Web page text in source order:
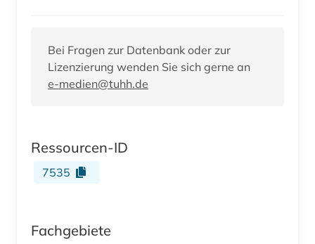
Bei Fragen zur Datenbank oder zur
Lizenzierung wenden Sie sich gerne an
e-medien@tuhh.de
Ressourcen-ID
7535
Fachgebiete